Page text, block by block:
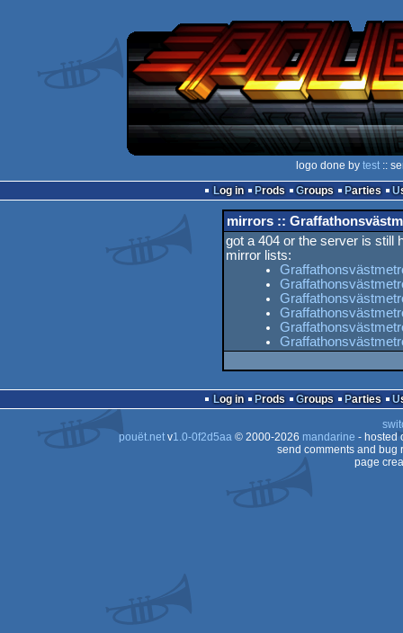
logo done by test ::
Log in
Prods Groups Parties
mirrors ::
got a 404 or the server is still
mirror lists:
Log in Prods Groups Parties
pouët.netv1.0-0f2d5aa© 2000-2026 mandarine - hosted
send comments and bug
page